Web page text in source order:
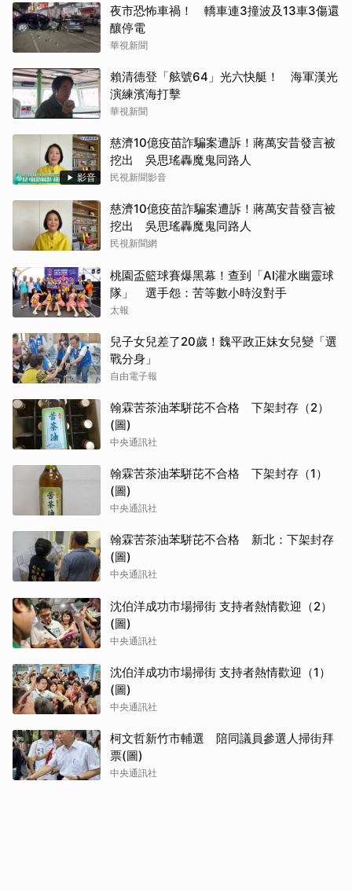
夜市恐怖車禍！ 轎車連3撞波及13車3傷還
釀停電
華視新聞
賴清德登「舷號64」光六快艇！ 海軍漢光
演練濱海打擊
華視新聞
影音
慈濟10億疫苗詐騙案遭訴！蔣萬安昔發言被
挖出 吳思瑤轟魔鬼同路人
民視新聞影音
慈濟10億疫苗詐騙案遭訴！蔣萬安昔發言被
挖出 吳思瑤轟魔鬼同路人
民視新聞網
桃園盃籃球賽爆黑幕！查到「AI灌水幽靈球
隊」 選手怨：苦等數小時沒對手
太報
兒子女兒差了20歲！魏平政正妹女兒變「選
戰分身」
自由電子報
翰霖苦茶油苯駢芘不合格 下架封存（2）
(圖)
中央通訊社
翰霖苦茶油苯駢芘不合格 下架封存（1）
(圖)
中央通訊社
翰霖苦茶油苯駢芘不合格 新北：下架封存
(圖)
中央通訊社
沈伯洋成功市場掃街 支持者熱情歡迎（2）
(圖)
中央通訊社
沈伯洋成功市場掃街 支持者熱情歡迎（1）
(圖)
中央通訊社
柯文哲新竹市輔選 陪同議員參選人掃街拜
票(圖)
中央通訊社